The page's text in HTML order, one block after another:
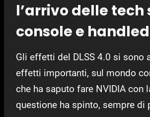
l’arrivo delle tech
console e handled
Gli effetti del DLSS 4.0 si sono
effetti importanti, sul mondo
che ha saputo fare NVIDIA con
questione ha spinto, sempre di